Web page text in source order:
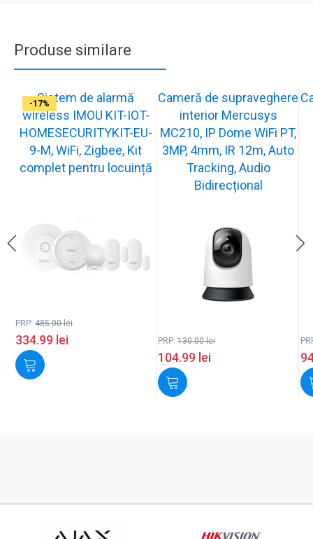
Produse similare
-31%
Sistem de alarmă
wireless IMOU KIT-IOT-
HOMESECURITYKIT-EU-
9-M, WiFi, Zigbee, Kit
complet pentru locuință
PRP: 485.00lei
334.99 lei
-19%
Cameră de supraveghere
interior Mercusys
MC210, IP Dome WiFi PT,
3MP, 4mm, IR 12m, Auto
Tracking, Audio
Bidirecțional
PRP: 130.00lei
104.99 lei
-21%
-13%
-15%
-20%
-12%
-13%
-16%
-17%